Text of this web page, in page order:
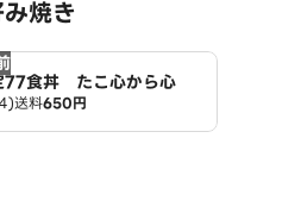
焼き
77食丼 たこ心から心
送料650円